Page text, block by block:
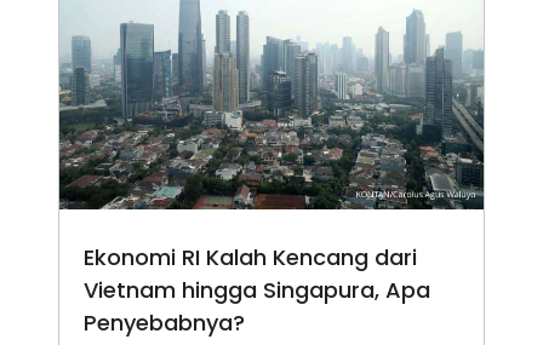
Ekonomi RI Kalah Kencang dari
Vietnam hingga Singapura, Apa
Penyebabnya?